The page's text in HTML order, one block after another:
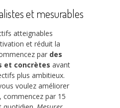
et mesurables
atteignables
et réduit la
par des
et concrètes avant
plus ambitieux.
voulez améliorer
commencez par 15